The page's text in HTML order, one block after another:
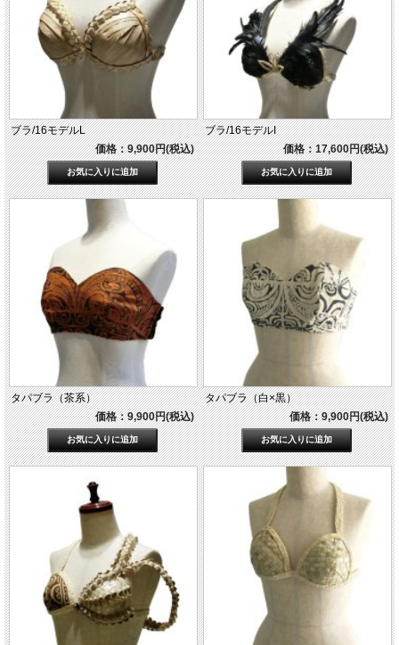
ブラ/16モデルL
価格：9,900円(税込)
ブラ/16モデルI
価格：17,600円(税込)
タパブラ（茶系）
価格：9,900円(税込)
タパブラ（白×黒）
価格：9,900円(税込)